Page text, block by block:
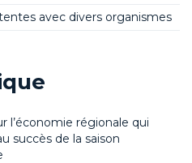
avec divers organismes
l’économie régionale qui
succès de la saison